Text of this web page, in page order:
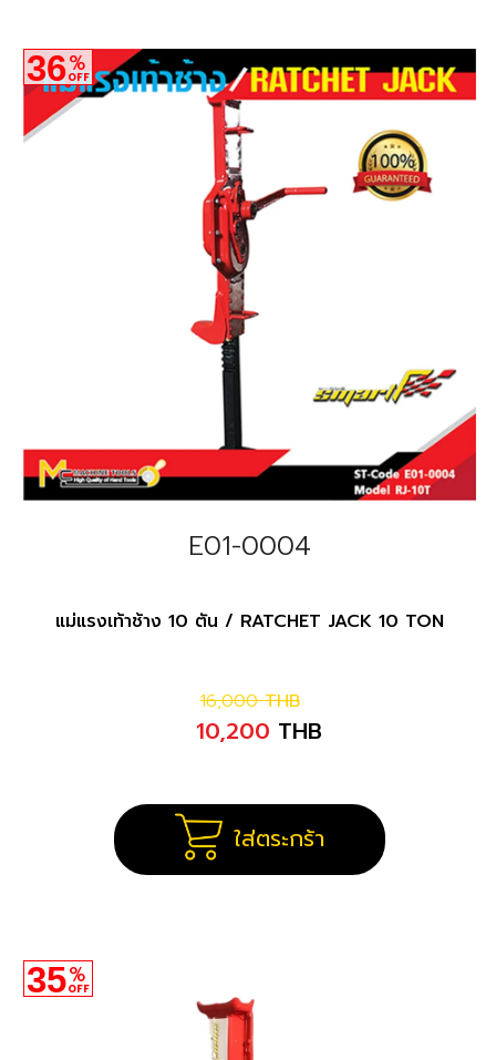
36%
OFF
E01-0004
แม่แรงเท้าช้าง 10 ตัน / RATCHET JACK 10 TON
16,000 THB
10,200 THB
ใส่ตระกร้า
35%
OFF